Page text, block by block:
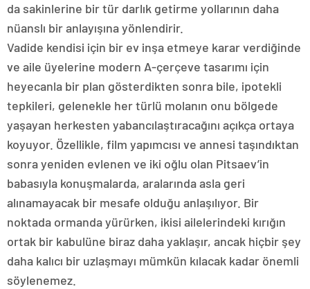
da sakinlerine bir tür darlık getirme yollarının daha
nüanslı bir anlayışına yönlendirir.
Vadide kendisi için bir ev inşa etmeye karar verdiğinde
ve aile üyelerine modern A-çerçeve tasarımı için
heyecanla bir plan gösterdikten sonra bile, ipotekli
tepkileri, gelenekle her türlü molanın onu bölgede
yaşayan herkesten yabancılaştıracağını açıkça ortaya
koyuyor. Özellikle, film yapımcısı ve annesi taşındıktan
sonra yeniden evlenen ve iki oğlu olan Pitsaev’in
babasıyla konuşmalarda, aralarında asla geri
alınamayacak bir mesafe olduğu anlaşılıyor. Bir
noktada ormanda yürürken, ikisi ailelerindeki kırığın
ortak bir kabulüne biraz daha yaklaşır, ancak hiçbir şey
daha kalıcı bir uzlaşmayı mümkün kılacak kadar önemli
söylenemez.